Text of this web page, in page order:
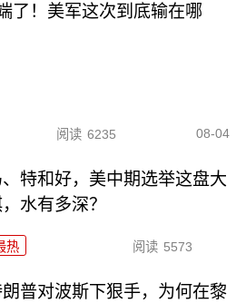
了！美军这次到底输在哪
阅读 6235 08-04
、特和好，美中期选举这盘大
水有多深？
热 阅读 5573
普对波斯下狠手，为何在黎